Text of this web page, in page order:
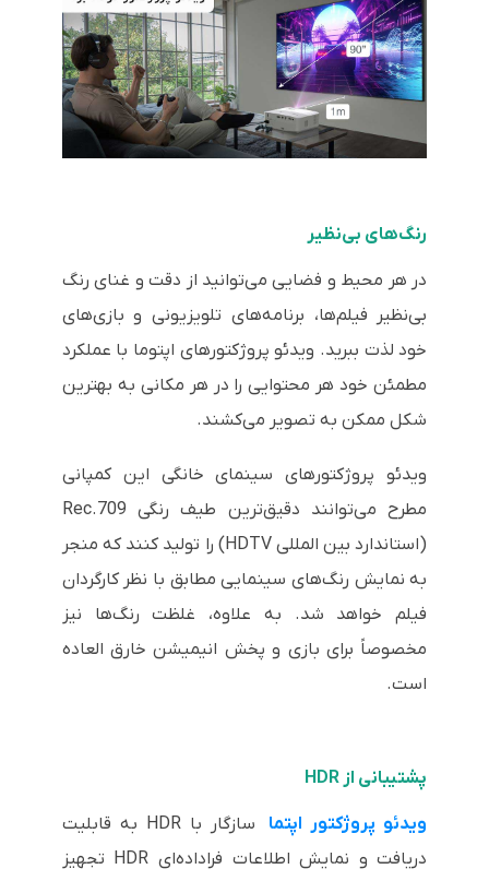
رنگ‌های بی‌نظیر
در هر محیط و فضایی می‌توانید از دقت و غنای رنگ
بی‌نظیر فیلم‌ها، برنامه‌های تلویزیونی و بازی‌های
خود لذت ببرید. ویدئو پروژکتورهای اپتوما با عملکرد
مطمئن خود هر محتوایی را در هر مکانی به بهترین
شکل ممکن به تصویر می‌کشند.
ویدئو پروژکتورهای سینمای خانگی این کمپانی
مطرح می‌توانند دقیق‌ترین طیف رنگی Rec.709
(استاندارد بین المللیHDTV) را تولید کنند که منجر
به نمایش رنگ‌های سینمایی مطابق با نظر کارگردان
فیلم خواهد شد. به علاوه، غلظت رنگ‌ها نیز
مخصوصاً برای بازی و پخش انیمیشن خارق العاده
است.
پشتیبانی از HDR
ویدئو پروژکتور اپتما سازگار باHDR به قابلیت
دریافت و نمایش اطلاعات فراداده‌ای HDR تجهیز